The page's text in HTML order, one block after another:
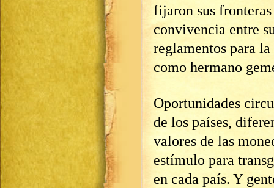
fijaron sus
convivencia entre
reglamentos para
como hermano
Oportunidades
de los países,
valores de las
estímulo para
en cada país. Y